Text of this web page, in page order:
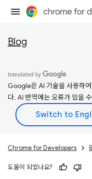
Blog
Google은 AI 기술을 사용하
다. AI 번역에는 오류가 있을
Chrome for Developers
도움이 되었나요?